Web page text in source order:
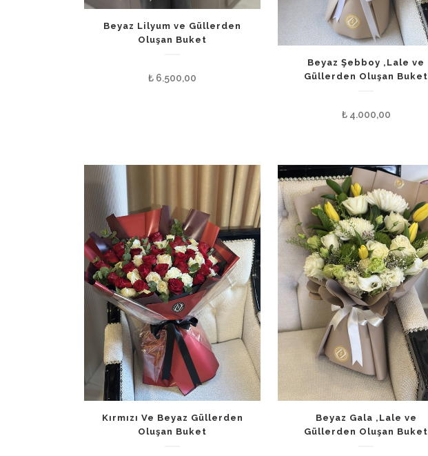
Beyaz Lilyum ve Güllerden
Oluşan Buket
₺ 6.500,00
Beyaz Şebboy ,Lale ve
Güllerden Oluşan Buket
₺4.000,00
Kırmızı Ve Beyaz Güllerden
Oluşan Buket
Beyaz Gala ,Lale ve
Güllerden Oluşan Buket